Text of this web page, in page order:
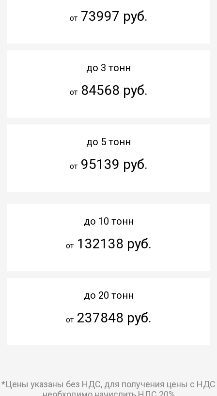
от73997 руб.
до 3 тонн
от84568 руб.
до 5 тонн
от95139 руб.
до 10 тонн
от132138 руб.
до 20 тонн
от237848 руб.
*Цены указаны без НДС, для получения цены с НДС